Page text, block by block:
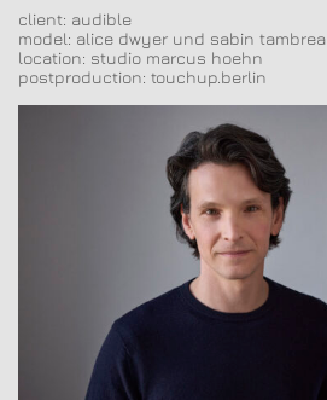
client: audible
model: alice dwyer und sabin tambrea
location: studio marcus hoehn
postproduction: touchup.berlin